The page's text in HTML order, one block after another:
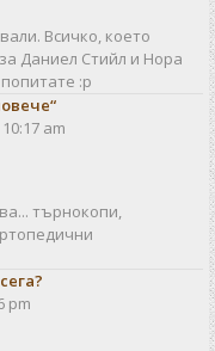
Всичко, което
Даниел Стийл и Нора
:р
am
търнокопи,
pm